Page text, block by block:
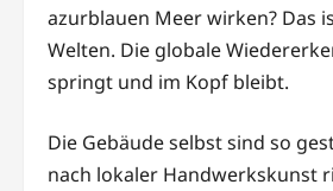
azurblauen Meer wirken? Das
Welten. Die globale
springt und im Kopf bleibt.
Die Gebäude selbst sind so
nach lokaler Handwerkskunst